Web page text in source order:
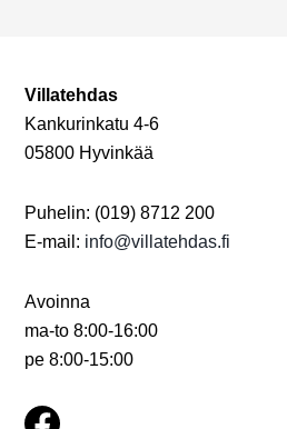
Villatehdas
Kankurinkatu 4-6
05800 Hyvinkää
Puhelin: (019) 8712 200
E-mail: info@villatehdas.fi
Avoinna
ma-to 8:00-16:00
pe 8:00-15:00